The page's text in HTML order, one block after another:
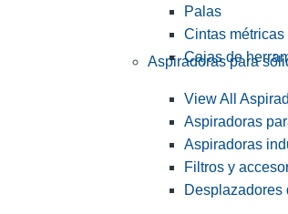
Palas
Cintas métricas
Cajas de
Aspiradoras para
View All
Aspiradoras
Aspiradoras
Filtros y
Desplazadores